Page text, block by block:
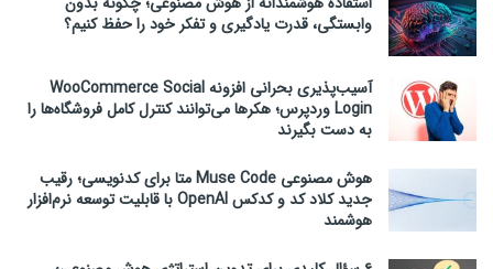
وابستگی، قدرت یادگیری و تفکر خود را حفظ کنیم؟
آسیب‌پذیری بحرانی افزونه WooCommerce Social
Login وردپرس؛ هکرها می‌توانند کنترل کامل فروشگاه‌ها را
به دست بگیرند
هوش مصنوعی Muse Code متا برای کدنویسی؛ رقیب
جدید کلاد کد و کدکس OpenAI با قابلیت توسعه نرم‌افزار
هوشمند